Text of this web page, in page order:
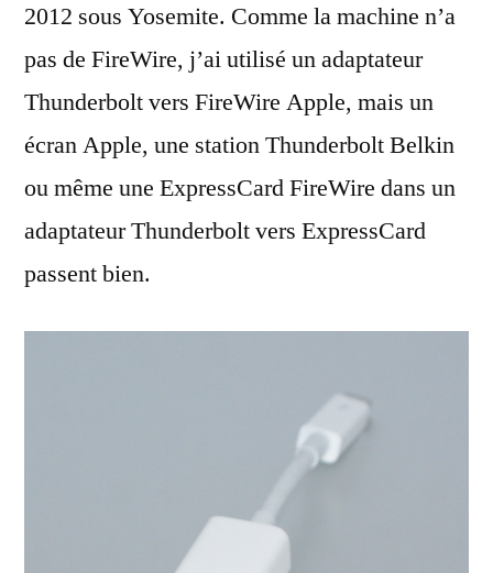
2012 sous Yosemite. Comme la machine n’a
pas de FireWire, j’ai utilisé un adaptateur
Thunderbolt vers FireWire Apple, mais un
écran Apple, une station Thunderbolt Belkin
ou même une ExpressCard FireWire dans un
adaptateur Thunderbolt vers ExpressCard
passent bien.